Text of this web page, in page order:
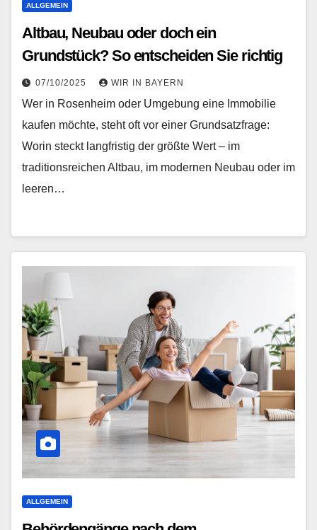
ALLGEMEIN
Altbau, Neubau oder doch ein
Grundstück? So entscheiden Sie richtig
07/10/2025 WIR IN BAYERN
Wer in Rosenheim oder Umgebung eine Immobilie
kaufen möchte, steht oft vor einer Grundsatzfrage:
Worin steckt langfristig der größte Wert – im
traditionsreichen Altbau, im modernen Neubau oder im
leeren…
ALLGEMEIN